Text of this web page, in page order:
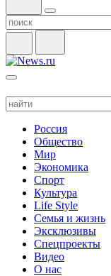
Россия
Общество
Мир
Экономика
Спорт
Культура
Life Style
Семья и жизнь
Эксклюзивы
Спецпроекты
Видео
О нас